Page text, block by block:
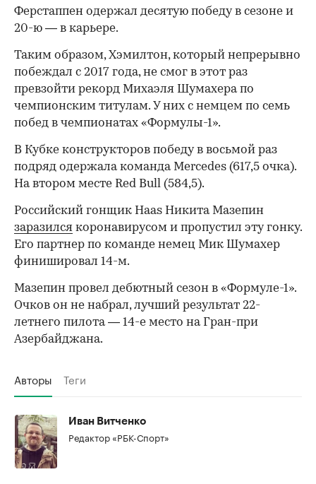
Ферстаппен одержал десятую победу в сезоне и
20-ю — в карьере.
Таким образом, Хэмилтон, который непрерывно
побеждал с 2017 года, не смог в этот раз
превзойти рекорд Михаэля Шумахера по
чемпионским титулам. У них с немцем по семь
побед в чемпионатах «Формулы-1».
В Кубке конструкторов победу в восьмой раз
подряд одержала команда Mercedes (617,5 очка).
На втором месте Red Bull (584,5).
Российский гонщик Haas Никита Мазепин
заразился коронавирусом и пропустил эту гонку.
Его партнер по команде немец Мик Шумахер
финишировал 14-м.
Мазепин провел дебютный сезон в «Формуле-1».
Очков он не набрал, лучший результат 22-
летнего пилота — 14-е место на Гран-при
Азербайджана.
Авторы Теги
Иван Витченко
Редактор «РБК-Спорт»